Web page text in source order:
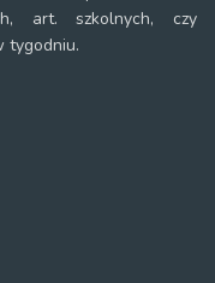
art. szkolnych, czy
tygodniu.